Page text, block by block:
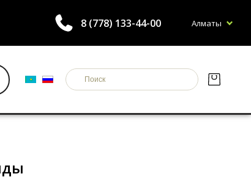
8 (778) 133-44-00 Алматы